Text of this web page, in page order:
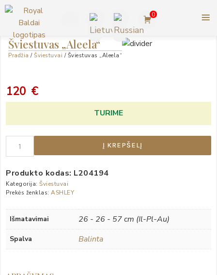
Pereiti
turinio
ROYAL BALDAI |
AMERIKIETIŠKI ASHLEY
+370
623
0
Šviestuvas „Aleela“
Pradžia /Šviestuvai / Šviestuvas „Aleela“
120 €
TURIME
Į KREPŠELĮ
Produkto kodas: L204194
Kategorija: Šviestuvai
Prekės ženklas: ASHLEY
Išmatavimai 26 - 26 - 57 cm (Il-Pl-Au)
Spalva Balinta